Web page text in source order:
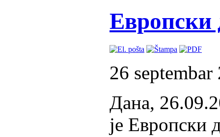
Европски
26 septembar
Дана,
је Европски